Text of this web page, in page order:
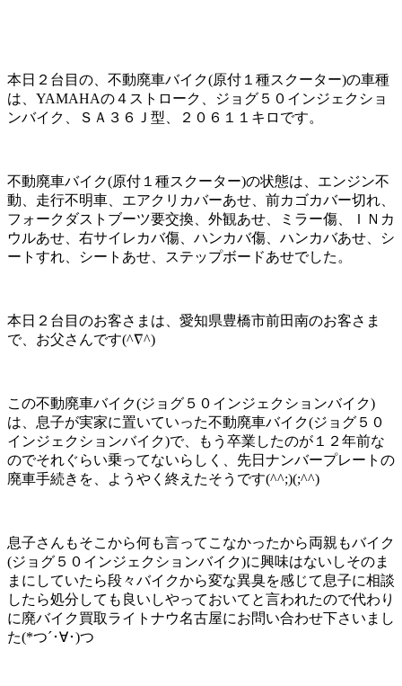
本日２台目の、不動廃車バイク(原付１種スクーター)の車種
は、YAMAHAの４ストローク、ジョグ５０インジェクショ
ンバイク、ＳＡ３６Ｊ型、２０６１１キロです。
不動廃車バイク(原付１種スクーター)の状態は、エンジン不
動、走行不明車、エアクリカバーあせ、前カゴカバー切れ、
フォークダストブーツ要交換、外観あせ、ミラー傷、ＩＮカ
ウルあせ、右サイレカバ傷、ハンカバ傷、ハンカバあせ、シ
ートすれ、シートあせ、ステップボードあせでした。
本日２台目のお客さまは、愛知県豊橋市前田南のお客さま
で、お父さんです(^∇^)
この不動廃車バイク(ジョグ５０インジェクションバイク)
は、息子が実家に置いていった不動廃車バイク(ジョグ５０
インジェクションバイク)で、もう卒業したのが１２年前な
のでそれぐらい乗ってないらしく、先日ナンバープレートの
廃車手続きを、ようやく終えたそうです(^^;)(;^^)
息子さんもそこから何も言ってこなかったから両親もバイク
(ジョグ５０インジェクションバイク)に興味はないしそのま
まにしていたら段々バイクから変な異臭を感じて息子に相談
したら処分しても良いしやっておいてと言われたので代わり
に廃バイク買取ライトナウ名古屋にお問い合わせ下さいまし
た(*つ´･∀･)つ